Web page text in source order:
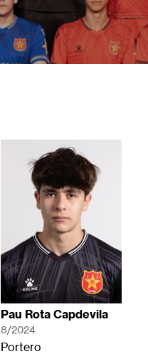
Pau Rota Capdevila
8/2024
Portero